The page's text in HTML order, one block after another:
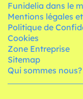
Funidelia dans le
Mentions légales
Politique de
Cookies
Zone Entreprise
Sitemap
Qui sommes nous?